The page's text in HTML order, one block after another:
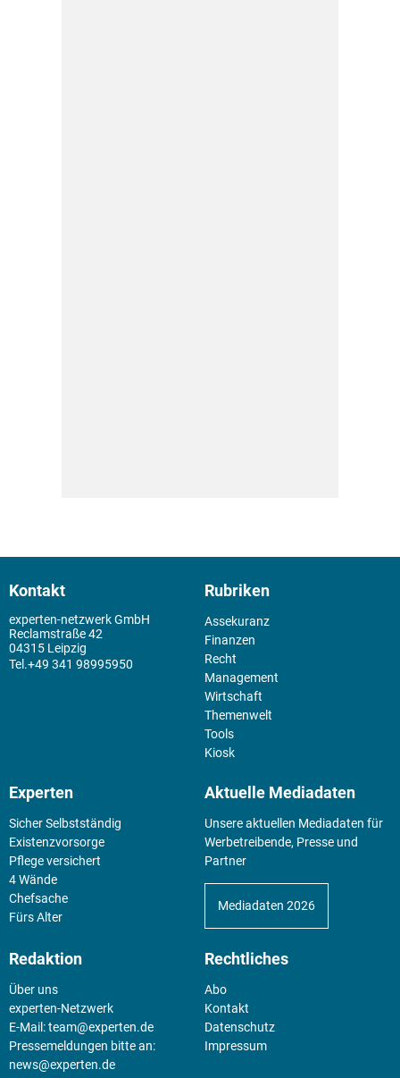
Kontakt
experten-netzwerk GmbH
Reclamstraße 42
04315 Leipzig
+49 341 98995950
Rubriken
Assekuranz
Finanzen
Recht
Management
Wirtschaft
Themenwelt
Tools
Kiosk
Experten
Sicher Selbstständig
Existenz­vorsorge
Pflege versichert
4 Wände
Chefsache
Fürs Alter
Aktuelle Mediadaten
Unsere aktuellen Mediadaten für
Werbetreibende, Presse und
Partner
Mediadaten 2026
Redaktion
Über uns
experten-Netzwerk
E-Mail:team@experten.de
Pressemeldungen bitte an:
news@experten.de
Rechtliches
Abo
Kontakt
Datenschutz
Impressum